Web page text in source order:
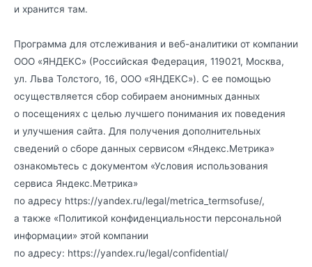
и хранится там.
Программа для отслеживания и веб-аналитики от компании
ООО «ЯНДЕКС» (Российская Федерация, 119021, Москва,
ул. Льва Толстого, 16, ООО «ЯНДЕКС»). С ее помощью
осуществляется сбор собираем анонимных данных
о посещениях с целью лучшего понимания их поведения
и улучшения сайта. Для получения дополнительных
сведений о сборе данных сервисом «Яндекс.Метрика»
ознакомьтесь с документом «Условия использования
сервиса Яндекс.Метрика»
по адресу https://yandex.ru/legal/metrica_termsofuse/,
а также «Политикой конфиденциальности персональной
информации» этой компании
по адресу: https://yandex.ru/legal/confidential/